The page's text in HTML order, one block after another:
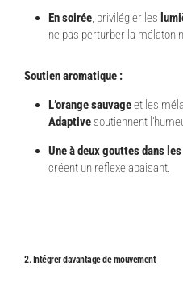
En soirée, privilégier les
ne pas perturber la
Soutien aromatique :
L’orange sauvageet les
Adaptive soutiennent
Une à deux gouttes dans
créent un réflexe apaisant.
2. Intégrer davantage de mouvement